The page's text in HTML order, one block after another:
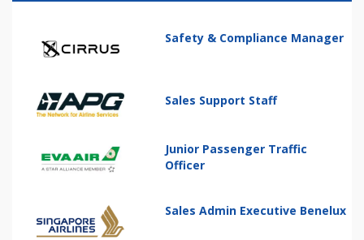
Safety & Compliance Manager
Sales Support Staff
Junior Passenger Traffic
Officer
Sales Admin Executive Benelux